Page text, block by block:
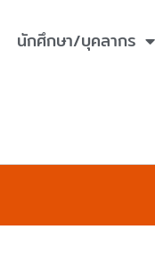
นักศึกษา/บุคลากร